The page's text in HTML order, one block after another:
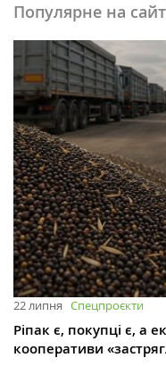
Популярне на
22 липня Спецпроєкти
Ріпак є, покупці є, а
кооперативи